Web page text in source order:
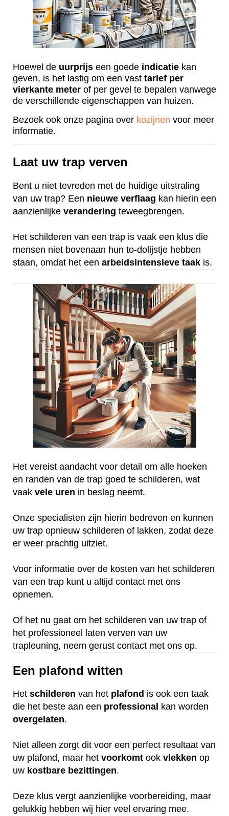
Hoewel de uurprijs een goede indicatie kan
geven, is het lastig om een vast tarief per
vierkante meter of per gevel te bepalen vanwege
de verschillende eigenschappen van huizen.
Bezoek ook onze pagina over kozijnen voor meer
informatie.
Laat uw trap verven
Bent u niet tevreden met de huidige uitstraling
van uw trap? Een nieuwe verflaag kan hierin een
aanzienlijke verandering teweegbrengen.
Het schilderen van een trap is vaak een klus die
mensen niet bovenaan hun to-dolijstje hebben
staan, omdat het een arbeidsintensieve taak is.
Het vereist aandacht voor detail om alle hoeken
en randen van de trap goed te schilderen, wat
vaak vele uren in beslag neemt.
Onze specialisten zijn hierin bedreven en kunnen
uw trap opnieuw schilderen of lakken, zodat deze
er weer prachtig uitziet.
Voor informatie over de kosten van het schilderen
van een trap kunt u altijd contact met ons
opnemen.
Of het nu gaat om het schilderen van uw trap of
het professioneel laten verven van uw
trapleuning, neem gerust contact met ons op.
Een plafond witten
Het schilderen van het plafond is ook een taak
die het beste aan een professional kan worden
overgelaten.
Niet alleen zorgt dit voor een perfect resultaat van
uw plafond, maar het voorkomt ook vlekken op
uw kostbare bezittingen.
Deze klus vergt aanzienlijke voorbereiding, maar
gelukkig hebben wij hier veel ervaring mee.